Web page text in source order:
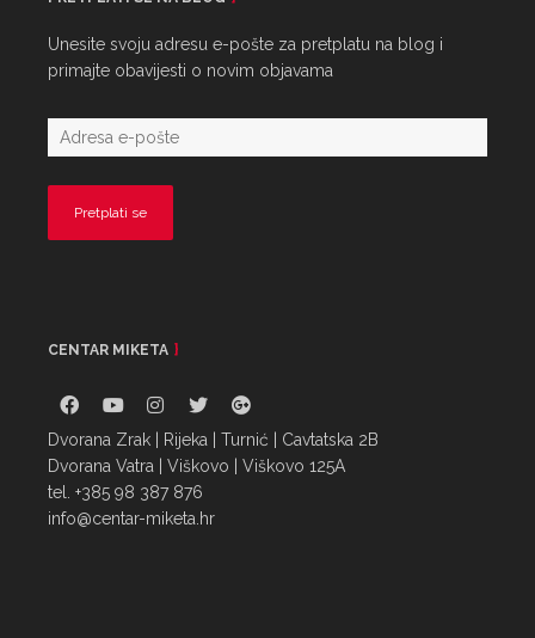
Unesite svoju adresu e-pošte za pretplatu na blog i
primajte obavijesti o novim objavama
CENTAR MIKETA
Dvorana Zrak | Rijeka | Turnić | Cavtatska 2B
Dvorana Vatra | Viškovo | Viškovo 125A
tel. +385 98 387 876
info@centar-miketa.hr